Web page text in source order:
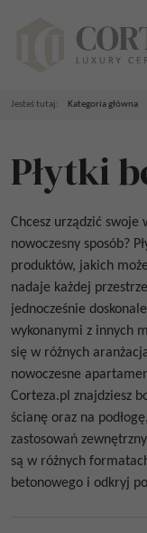
Jesteś tutaj: Kategoria główna
Płytki
Chcesz urządzić
nowoczesny sposób?
produktów, jakich
nadaje każdej
jednocześnie
wykonanymi z innych
się w różnych
nowoczesne
Corteza.pl znajdziesz
ścianę oraz na
zastosowań
są w różnych
betonowego i odkryj